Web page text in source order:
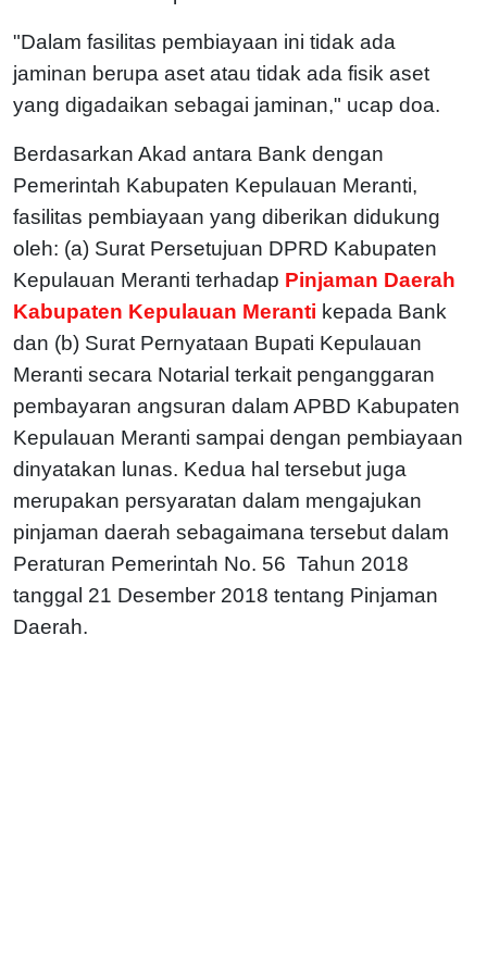
"Dalam fasilitas pembiayaan ini tidak ada
jaminan berupa aset atau tidak ada fisik aset
yang digadaikan sebagai jaminan," ucap doa.
Berdasarkan Akad antara Bank dengan
Pemerintah Kabupaten Kepulauan Meranti,
fasilitas pembiayaan yang diberikan didukung
oleh: (a) Surat Persetujuan DPRD Kabupaten
Kepulauan Meranti terhadap Pinjaman Daerah
Kabupaten Kepulauan Meranti kepada Bank
dan (b) Surat Pernyataan Bupati Kepulauan
Meranti secara Notarial terkait penganggaran
pembayaran angsuran dalam APBD Kabupaten
Kepulauan Meranti sampai dengan pembiayaan
dinyatakan lunas. Kedua hal tersebut juga
merupakan persyaratan dalam mengajukan
pinjaman daerah sebagaimana tersebut dalam
Peraturan Pemerintah No. 56 Tahun 2018
tanggal 21 Desember 2018 tentang Pinjaman
Daerah.